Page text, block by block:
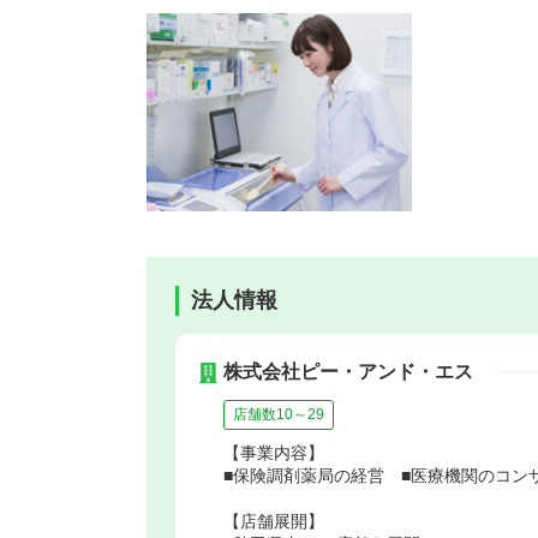
法人情報
株式会社ピー・アンド・エス
店舗数10～29
【事業内容】
■保険調剤薬局の経営 ■医療機関のコン
【店舗展開】